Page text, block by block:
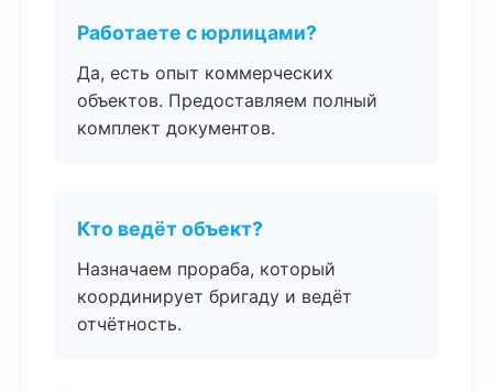
Работаете с юрлицами?
Да, есть опыт коммерческих
объектов. Предоставляем полный
комплект документов.
Кто ведёт объект?
Назначаем прораба, который
координирует бригаду и ведёт
отчётность.